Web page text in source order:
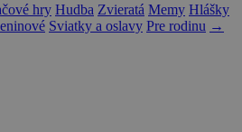
hry Hudba Zvieratá Memy Hlášky
Sviatky a oslavy Pre rodinu →